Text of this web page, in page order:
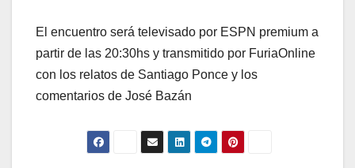
El encuentro será televisado por ESPN premium a
partir de las 20:30hs y transmitido por FuriaOnline
con los relatos de Santiago Ponce y los
comentarios de José Bazán